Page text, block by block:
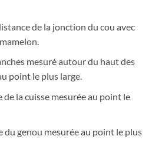
de la jonction du cou avec
mesuré autour du haut des
point le plus large.
la cuisse mesurée au point le
genou mesurée au point le plus